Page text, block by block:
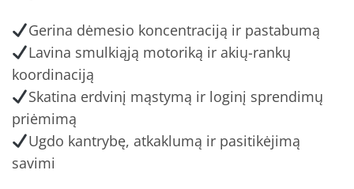
Gerina dėmesio koncentraciją ir pastabumą
Lavina smulkiąją motoriką ir akių-rankų
koordinaciją
Skatina erdvinį mąstymą ir loginį sprendimų
priėmimą
Ugdo kantrybę, atkaklumą ir pasitikėjimą
savimi